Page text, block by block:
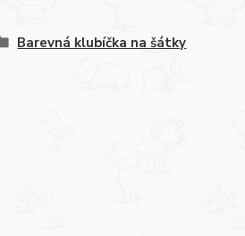
Barevná klubíčka na šátky